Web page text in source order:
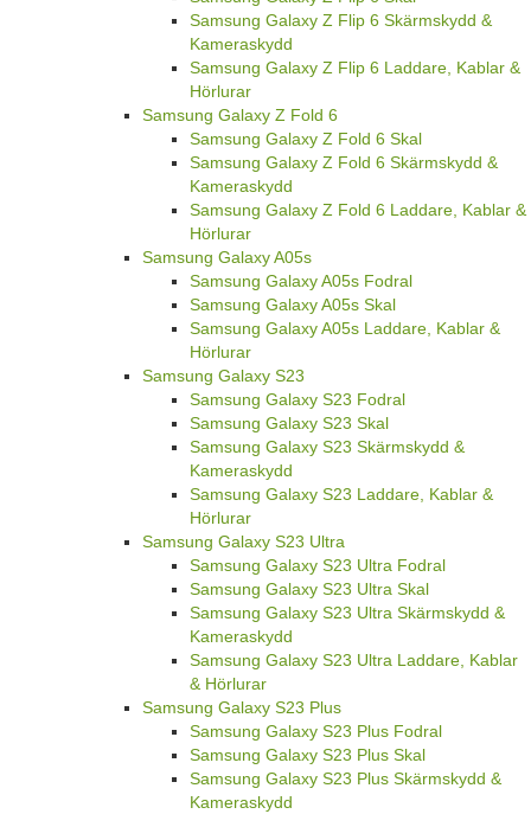
Samsung Galaxy Z Flip 6 Skärmskydd &
Kameraskydd
Samsung Galaxy Z Flip 6 Laddare, Kablar &
Hörlurar
Samsung Galaxy Z Fold 6
Samsung Galaxy Z Fold 6 Skal
Samsung Galaxy Z Fold 6 Skärmskydd &
Kameraskydd
Samsung Galaxy Z Fold 6 Laddare, Kablar &
Hörlurar
Samsung Galaxy A05s
Samsung Galaxy A05s Fodral
Samsung Galaxy A05s Skal
Samsung Galaxy A05s Laddare, Kablar &
Hörlurar
Samsung Galaxy S23
Samsung Galaxy S23 Fodral
Samsung Galaxy S23 Skal
Samsung Galaxy S23 Skärmskydd &
Kameraskydd
Samsung Galaxy S23 Laddare, Kablar &
Hörlurar
Samsung Galaxy S23 Ultra
Samsung Galaxy S23 Ultra Fodral
Samsung Galaxy S23 Ultra Skal
Samsung Galaxy S23 Ultra Skärmskydd &
Kameraskydd
Samsung Galaxy S23 Ultra Laddare, Kablar
& Hörlurar
Samsung Galaxy S23 Plus
Samsung Galaxy S23 Plus Fodral
Samsung Galaxy S23 Plus Skal
Samsung Galaxy S23 Plus Skärmskydd &
Kameraskydd